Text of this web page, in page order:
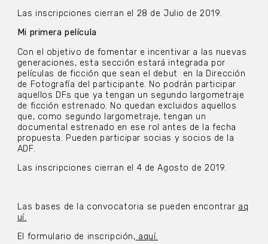
Las inscripciones cierran el 28 de Julio de 2019.
Mi primera película
Con el objetivo de fomentar e incentivar a las nuevas
generaciones, esta sección estará integrada por
películas de ficción que sean el debut en la Dirección
de Fotografía del participante. No podrán participar
aquellos DFs que ya tengan un segundo largometraje
de ficción estrenado. No quedan excluidos aquellos
que, como segundo largometraje, tengan un
documental estrenado en ese rol antes de la fecha
propuesta. Pueden participar socias y socios de la
ADF.
Las inscripciones cierran el 4 de Agosto de 2019.
Las bases de la convocatoria se pueden encontrar aq
uí.
El formulario de inscripción, aquí.